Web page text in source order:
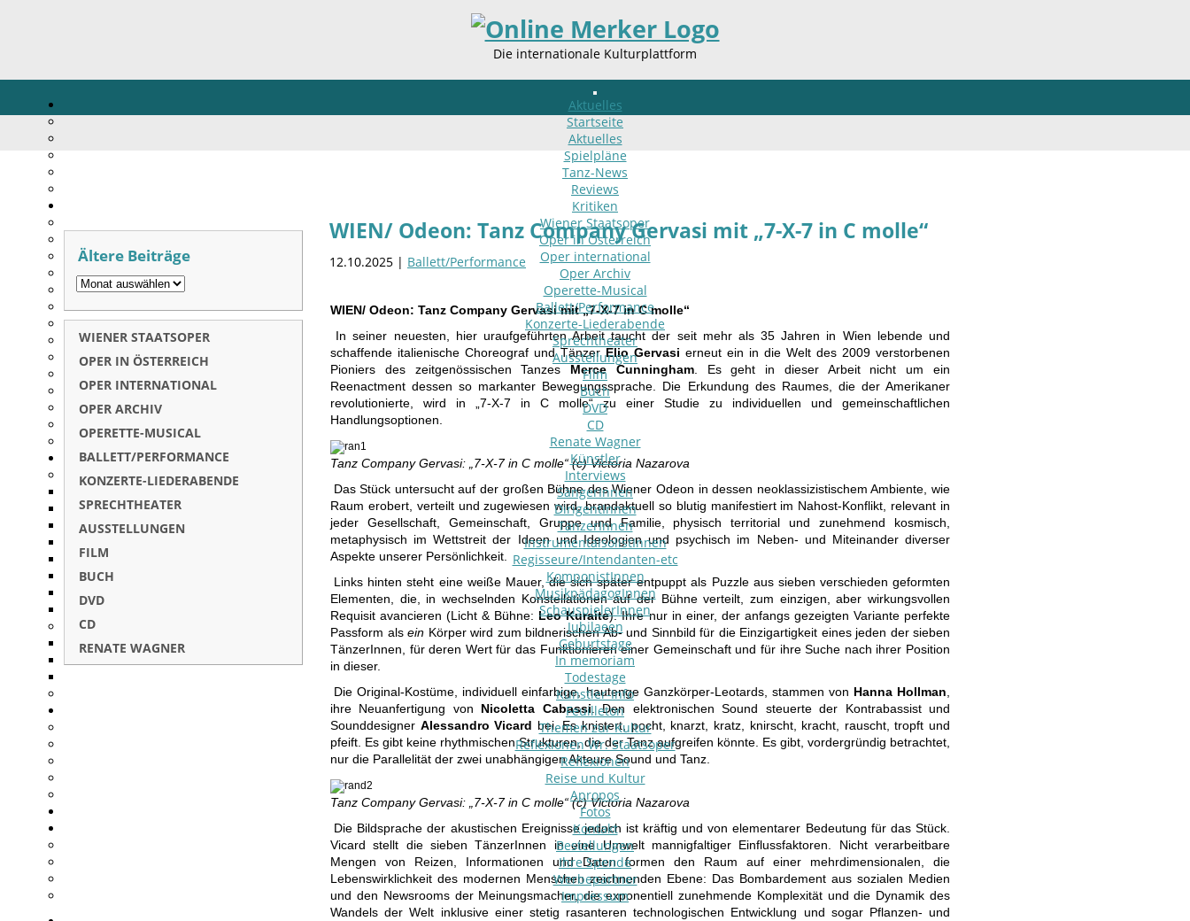
Die internationale Kulturplattform
Aktuelles
Startseite
Aktuelles
Spielpläne
Tanz-News
Reviews
Kritiken
Wiener Staatsoper
Oper in Österreich
Oper international
Oper Archiv
Operette-Musical
Ballett/Performance
Konzerte-Liederabende
Sprechtheater
Ausstellungen
Film
Buch
DVD
CD
Renate Wagner
Künstler
Interviews
SängerInnen
DirigentInnen
TänzerInnen
InstrumentalsolistInnen
Regisseure/Intendanten-etc
KomponistInnen
MusikpädagogInnen
SchauspielerInnen
Jubilaeen
Geburtstage
In memoriam
Todestage
Künstler-Info
Feuilleton
Themen zur Kultur
Reflexionen Wr. Staatsoper
Reflexionen
Reise und Kultur
Apropos
Fotos
Kontakt
Bestellungen
Ihre Spende
Werbepartner
Impressum
WIEN/ Odeon: Tanz Company Gervasi mit „7-X-7 in C molle“
12.10.2025 | Ballett/Performance
WIEN/ Odeon: Tanz Company Gervasi mit „7-X-7 in C molle“
In seiner neuesten, hier uraufgeführten Arbeit taucht der seit mehr als 35 Jahren in Wien lebende und
schaffende italienische Choreograf und TänzerElio Gervasi erneut ein in die Welt des 2009 verstorbenen
Pioniers des zeitgenössischen Tanzes Merce Cunningham. Es geht in dieser Arbeit nicht um ein
Reenactment dessen so markanter Bewegungssprache. Die Erkundung des Raumes, die der Amerikaner
revolutionierte, wird in „7-X-7 in C molle“ zu einer Studie zu individuellen und gemeinschaftlichen
Handlungsoptionen.
Tanz Company Gervasi: „7-X-7 in C molle“ (c) Victoria Nazarova
Das Stück untersucht auf der großen Bühne des Wiener Odeon in dessen neoklassizistischem Ambiente, wie
Raum erobert, verteilt und zugewiesen wird, brandaktuell so blutig manifestiert im Nahost-Konflikt, relevant in
jeder Gesellschaft, Gemeinschaft, Gruppe und Familie, physisch territorial und zunehmend kosmisch,
metaphysisch im Wettstreit der Ideen und Ideologien und psychisch im Neben- und Miteinander diverser
Aspekte unserer Persönlichkeit.
Links hinten steht eine weiße Mauer, die sich später entpuppt als Puzzle aus sieben verschieden geformten
Elementen, die, in wechselnden Konstellationen auf der Bühne verteilt, zum einzigen, aber wirkungsvollen
Requisit avancieren (Licht & Bühne: Leo Kuraite). Ihre nur in einer, der anfangs gezeigten Variante perfekte
Passform als ein Körper wird zum bildnerischen Ab- und Sinnbild für die Einzigartigkeit eines jeden der sieben
TänzerInnen, für deren Wert für das Funktionieren einer Gemeinschaft und für ihre Suche nach ihrer Position
in dieser.
Die Original-Kostüme, individuell einfarbige, hautenge Ganzkörper-Leotards, stammen von Hanna Hollman
ihre Neuanfertigung von Nicoletta Cabassi. Den elektronischen Sound steuerte der Kontrabassist und
Sounddesigner Alessandro Vicard bei. Es knistert, pocht, knarzt, kratz, knirscht, kracht, rauscht, tropft und
pfeift. Es gibt keine rhythmischen Strukturen, die der Tanz aufgreifen könnte. Es gibt, vordergründig betrachtet,
nur die Parallelität der zwei unabhängigen Akteure Sound und Tanz.
Tanz Company Gervasi: „7-X-7 in C molle“ (c) Victoria Nazarova
Die Bildsprache der akustischen Ereignisse jedoch ist kräftig und von elementarer Bedeutung für das Stück.
Vicard stellt die sieben TänzerInnen in eine Umwelt mannigfaltiger Einflussfaktoren. Nicht verarbeitbare
Mengen von Reizen, Informationen und Daten formen den Raum auf einer mehrdimensionalen, die
Lebenswirklichkeit des modernen Menschen zeichnenden Ebene: Das Bombardement aus sozialen Medien
und den Newsrooms der Meinungsmacher, die exponentiell zunehmende Komplexität und die Dynamik des
Wandels der Welt inklusive einer stetig rasanteren technologischen Entwicklung und sogar Pflanzen- und
Ältere Beiträge
WIENER STAATSOPER
OPER IN ÖSTERREICH
OPER INTERNATIONAL
OPER ARCHIV
OPERETTE-MUSICAL
BALLETT/PERFORMANCE
KONZERTE-LIEDERABENDE
SPRECHTHEATER
AUSSTELLUNGEN
FILM
BUCH
DVD
CD
RENATE WAGNER